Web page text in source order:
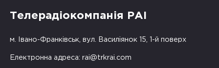
Телерадіокомпанія РАІ
м. Івано-Франківськ, вул. Василіянок 15, 1-й поверх
Електронна адреса: rai@trkrai.com